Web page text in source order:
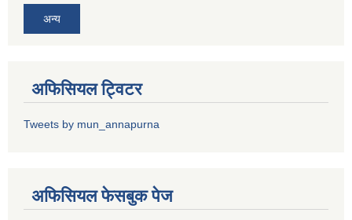
अन्य
अफिसियल ट्विटर
Tweets by mun_annapurna
अफिसियल फेसबुक पेज